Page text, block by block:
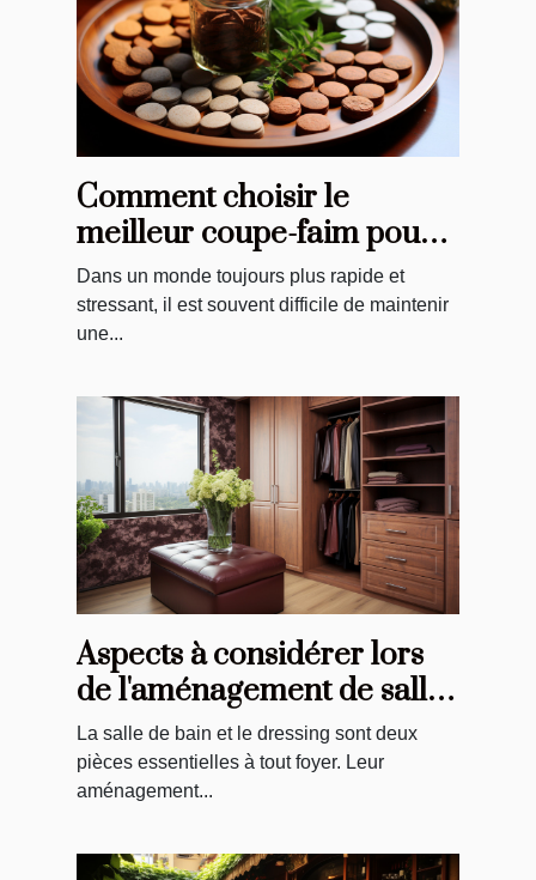
Comment choisir le
meilleur coupe-faim pour
vos besoins spécifiques
Dans un monde toujours plus rapide et
stressant, il est souvent difficile de maintenir
une...
Aspects à considérer lors
de l'aménagement de salles
de bain et de dressings
La salle de bain et le dressing sont deux
pièces essentielles à tout foyer. Leur
aménagement...